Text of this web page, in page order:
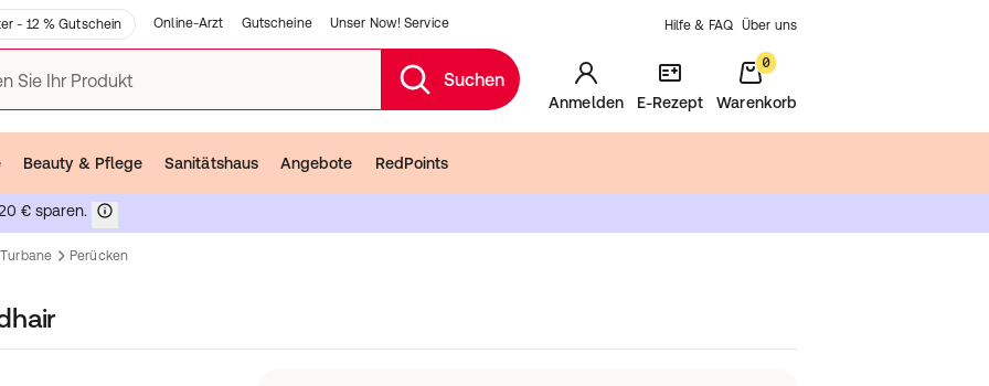
- 12 % Gutschein Online-Arzt Gutscheine Unser Now! Service Hilfe & FAQ Über uns
Sie Ihr Produkt Suchen
Anmelden E-Rezept
0
Warenkorb
Beauty & Pflege Sanitätshaus Angebote RedPoints
€ sparen.
Perücken